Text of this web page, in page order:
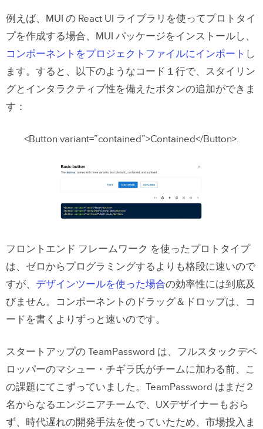
例えば、MUI の React UI ライブラリを使ってプロトタイ
プを作成する場合、MUI パッケージをインストールし、
コンポーネントをプロジェクトファイルにインポート し
ます。すると、以下のようなコード１行で、スタイリン
グとインタラクティブ性を備えたボタンの追加ができま
す：
<Button variant=”contained”>Contained</Button>.
フロントエンド フレームワーク を使ったプロトタイプ
は、ゼロからプログラミングするよりも格段に速いので
すが、 デザインツールを使った場合の効率性には到底及
びません。コンポーネントのドラッグ＆ドロップは、コ
ードを書くよりずっと速いのです。
スタートアップの TeamPassword は、フルスタックデベ
ロッパーのマシュー・チギラ氏がチームに加わる前、こ
の課題にてこずっていました。TeamPassword はまだ２
名からなるエンジニアチームで、UXデザイナーもおら
ず、時代遅れの開発手法を使っていたため、市場投入ま